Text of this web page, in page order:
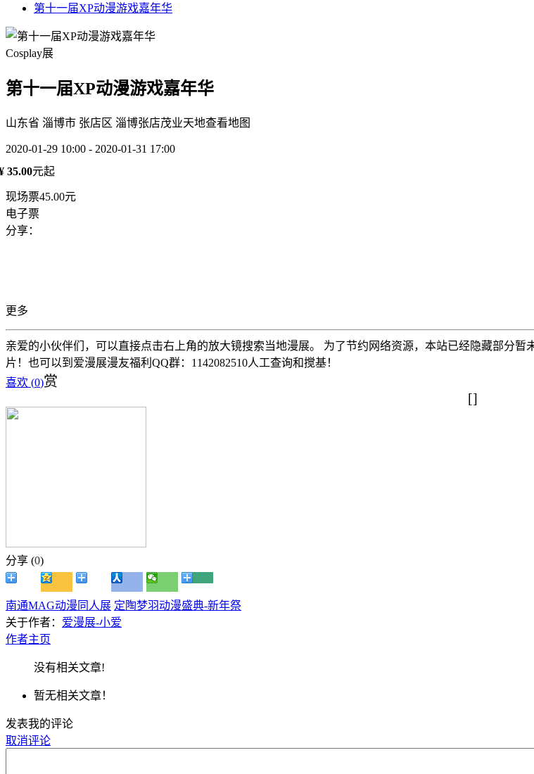
第十一届XP动漫游戏嘉年华
Cosplay展
第十一届XP动漫游戏嘉年华
山东省 淄博市 张店区 淄博张店茂业天地查看地图
2020-01-29 10:00 - 2020-01-31 17:00
35.00元起
现场票45.00元
电子票
分享：
更多
亲爱的小伙伴们，可以直接点击右上角的放大镜搜索当地漫展。 为了节约网络资源，本站已经隐藏部分暂
片！也可以到爱漫展漫友福利QQ群：1142082510人工查询和搅基！
喜欢 (0)赏
[]
分享 (0)
南通MAG动漫同人展 定陶梦羽动漫盛典-新年祭
关于作者： 爱漫展-小爱
作者主页
没有相关文章!
暂无相关文章！
发表我的评论
取消评论